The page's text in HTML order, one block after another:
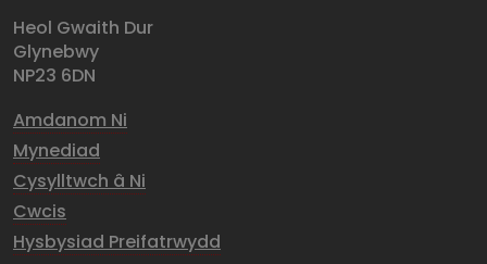
Heol Gwaith Dur
Glynebwy
NP23 6DN
Amdanom Ni
Mynediad
Cysylltwch â Ni
Cwcis
Hysbysiad Preifatrwydd